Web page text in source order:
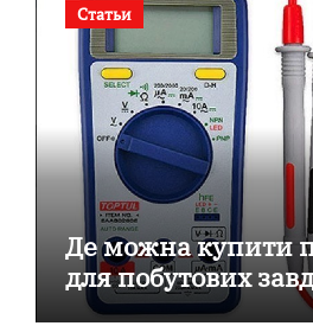
Статьи
Де можна купити
для побутових